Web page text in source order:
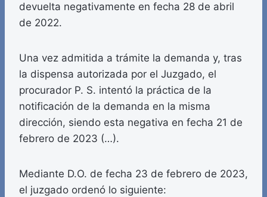
devuelta negativamente en fecha 28 de abril
de 2022.
Una vez admitida a trámite la demanda y, tras
la dispensa autorizada por el Juzgado, el
procurador P. S. intentó la práctica de la
notificación de la demanda en la misma
dirección, siendo esta negativa en fecha 21 de
febrero de 2023 (…).
Mediante D.O. de fecha 23 de febrero de 2023,
el juzgado ordenó lo siguiente: